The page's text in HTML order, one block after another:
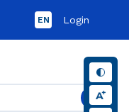
EN Login